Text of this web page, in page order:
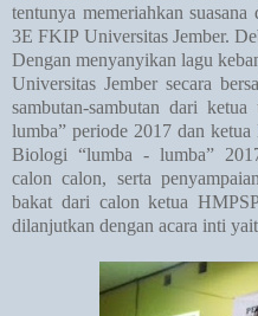
tentunya memeriahkan
3E FKIP Universitas Jember.
Dengan menyanyikan lagu
Universitas Jember secara
sambutan-sambutan dari
lumba” periode 2017 dan
Biologi “lumba - lumba”
calon calon, serta
bakat dari calon ketua
dilanjutkan dengan acara inti